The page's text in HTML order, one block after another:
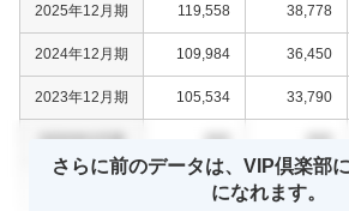
2025年12月期 119,558 38,778
2024年12月期 109,984 36,450
2023年12月期 105,534 33,790
0000年0月期 000 000
000
さらに前のデータは、VIP倶楽部
になれます。